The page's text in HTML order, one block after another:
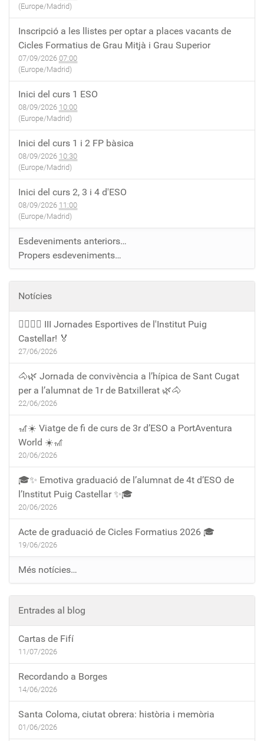
(Europe/Madrid)
Inscripció a les llistes per optar a places vacants de
Cicles Formatius de Grau Mitjà i Grau Superior
07/09/2026 07:00
(Europe/Madrid)
Inici del curs 1 ESO
08/09/2026 10:00
(Europe/Madrid)
Inici del curs 1 i 2 FP bàsica
08/09/2026 10:30
(Europe/Madrid)
Inici del curs 2, 3 i 4 d'ESO
08/09/2026 11:00
(Europe/Madrid)
Esdeveniments anteriors…
Propers esdeveniments…
Notícies
🏃‍♀️🏃‍♂️ III Jornades Esportives de l'Institut Puig
Castellar! 🏅
27/06/2026
🐴🌿 Jornada de convivència a l’hípica de Sant Cugat
per a l’alumnat de 1r de Batxillerat 🌿🐴
22/06/2026
🎢☀️ Viatge de fi de curs de 3r d’ESO a PortAventura
World ☀️🎢
20/06/2026
🎓✨ Emotiva graduació de l’alumnat de 4t d’ESO de
l’Institut Puig Castellar ✨🎓
20/06/2026
Acte de graduació de Cicles Formatius 2026 🎓
19/06/2026
Més notícies…
Entrades al blog
Cartas de Fifí
11/07/2026
Recordando a Borges
14/06/2026
Santa Coloma, ciutat obrera: història i memòria
01/06/2026